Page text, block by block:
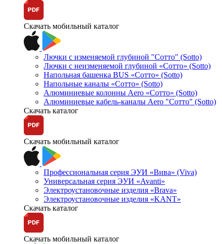
Скачать мобильный каталог
Лючки с изменяемой глубиной "Сотто" (Sotto)
Лючки с неизменяемой глубиной «Сотто» (Sotto)
Напольная башенка BUS «Сотто» (Sotto)
Напольные каналы «Сотто» (Sotto)
Алюминиевые колонны Aero «Сотто» (Sotto)
Алюминиевые кабель-каналы Aero "Сотто" (Sotto)
Скачать каталог
Скачать мобильный каталог
Профессиональная серия ЭУИ «Вива» (Viva)
Универсальная серия ЭУИ «Avanti»
Электроустановочные изделия «Brava»
Электроустановочные изделия «KANT»
Скачать каталог
Скачать мобильный каталог